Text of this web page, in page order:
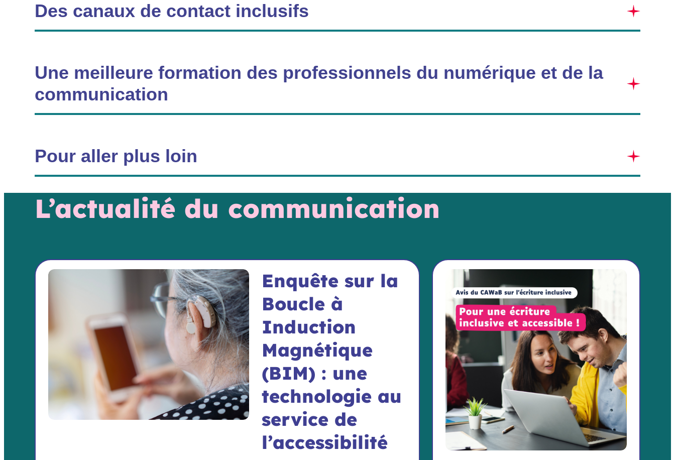
Des canaux de contact inclusifs
Une meilleure formation des professionnels du numérique et de la
communication
Pour aller plus loin
L’actualité du communication
Enquête sur la
Boucle à
Induction
Magnétique
(BIM) : une
technologie au
service de
l’accessibilité